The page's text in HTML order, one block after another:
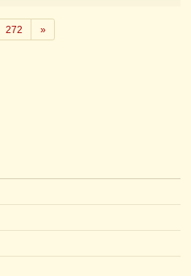
272 »Weiter